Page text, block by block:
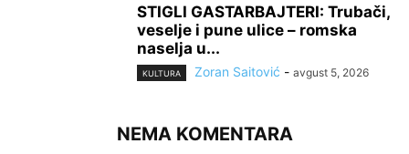
STIGLI GASTARBAJTERI: Trubači,
veselje i pune ulice – romska
naselja u...
KULTURA Zoran Saitović - avgust 5, 2026
NEMA KOMENTARA